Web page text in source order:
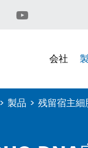
会社
製品 残留宿主